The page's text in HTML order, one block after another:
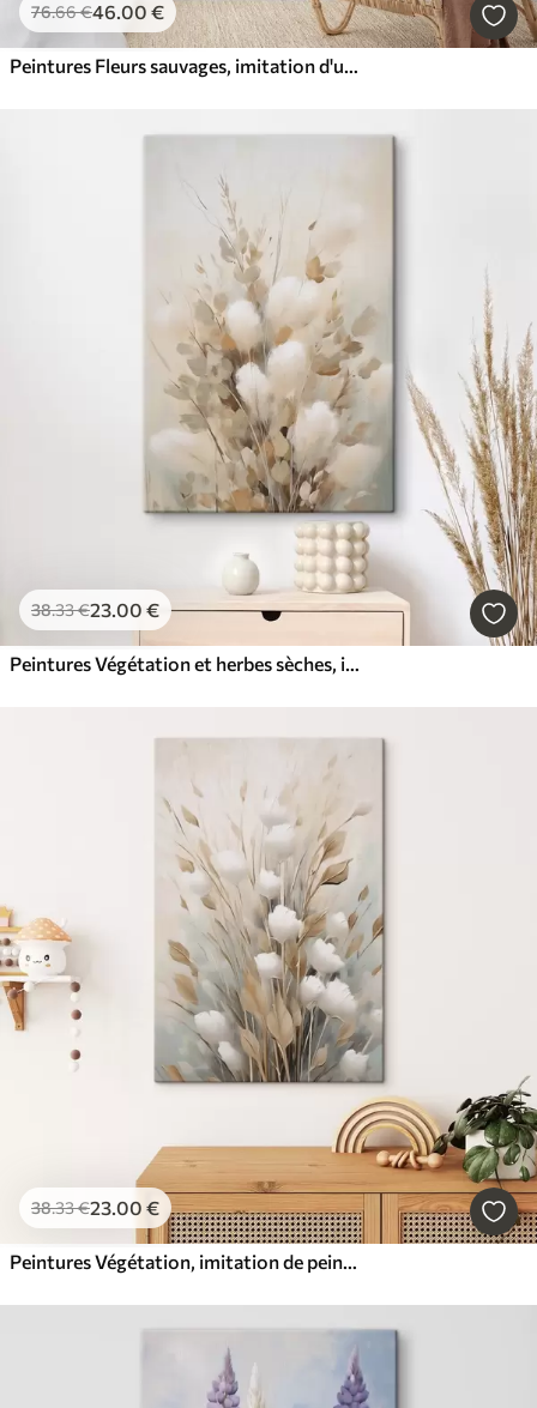
76.66€46.00 €
Peintures Fleurs sauvages, imitation d'un tableau
38.33€23.00 €
Peintures Végétation et herbes sèches, imitation d'une peinture
38.33€23.00 €
Peintures Végétation, imitation de peinture